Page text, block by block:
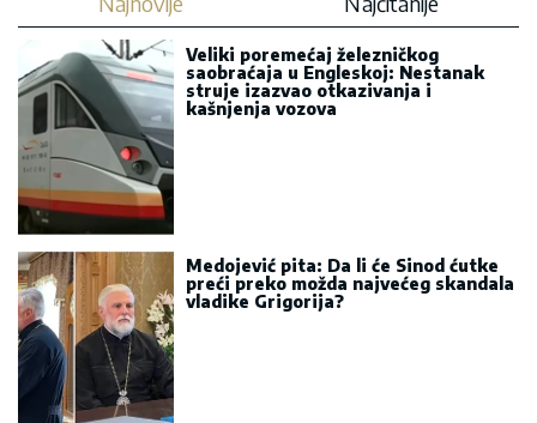
Veliki poremećaj železničkog
saobraćaja u Engleskoj: Nestanak
struje izazvao otkazivanja i
kašnjenja vozova
Medojević pita: Da li će Sinod ćutke
preći preko možda najvećeg skandala
vladike Grigorija?